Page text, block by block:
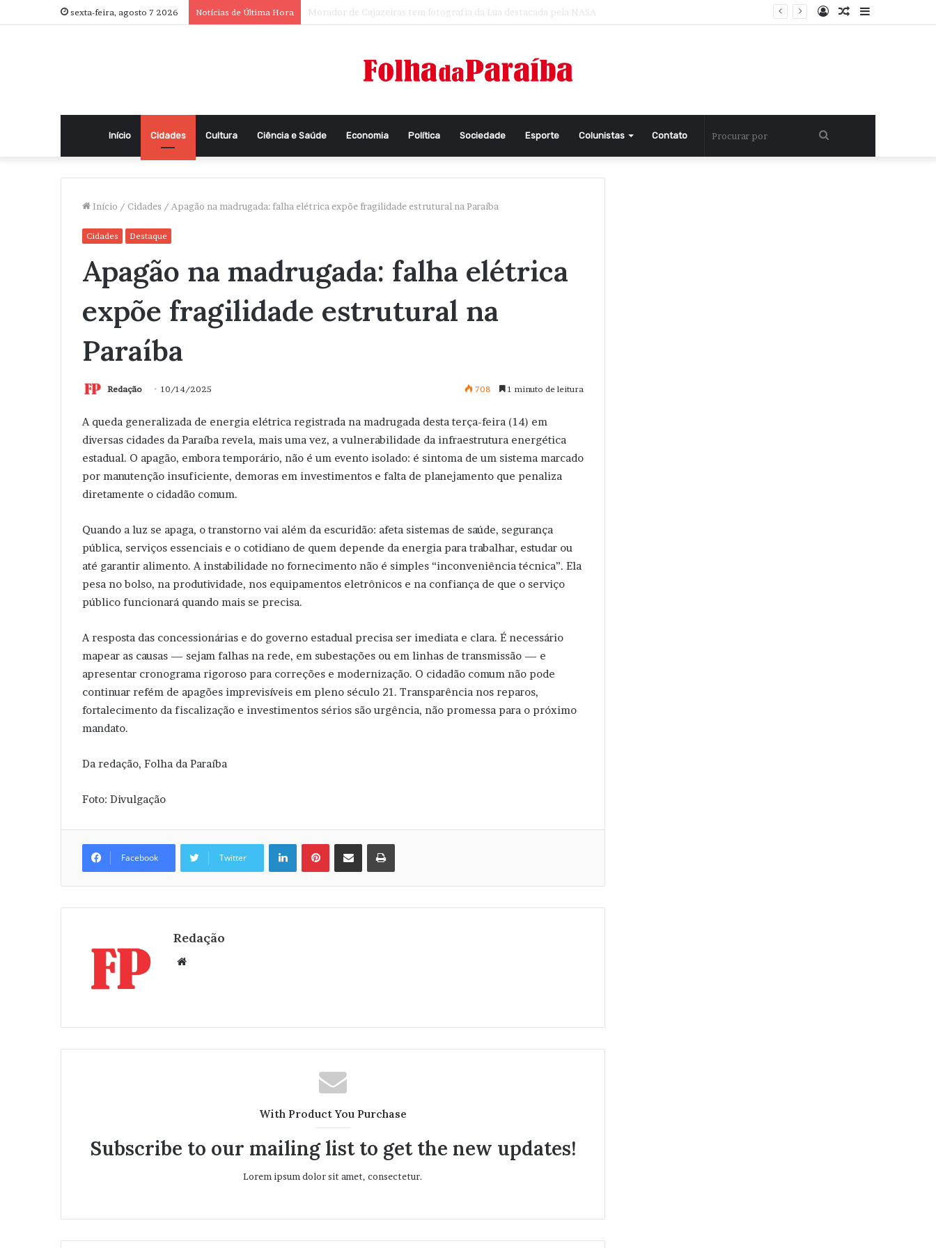
sexta-feira, agosto 7 2026 Notícias de Última Hora Nunca foi tão difícil pensar
Artigo
Entrar
Início Cidades Cultura Ciência e Saúde Economia Política Sociedade Esporte Colunistas Contato Procurar
Início / Cidades / Apagão na madrugada: falha elétrica expõe fragilidade estrutural na Paraíba
Cidades Destaque
Apagão na madrugada: falha elétrica
expõe fragilidade estrutural na
Paraíba
Redação 10/14/2025 708 1 minuto de leitura
A queda generalizada de energia elétrica registrada na madrugada desta terça-feira (14) em
diversas cidades da Paraíba revela, mais uma vez, a vulnerabilidade da infraestrutura energética
estadual. O apagão, embora temporário, não é um evento isolado: é sintoma de um sistema marcado
por manutenção insuficiente, demoras em investimentos e falta de planejamento que penaliza
diretamente o cidadão comum.
Quando a luz se apaga, o transtorno vai além da escuridão: afeta sistemas de saúde, segurança
pública, serviços essenciais e o cotidiano de quem depende da energia para trabalhar, estudar ou
até garantir alimento. A instabilidade no fornecimento não é simples “inconveniência técnica”. Ela
pesa no bolso, na produtividade, nos equipamentos eletrônicos e na confiança de que o serviço
público funcionará quando mais se precisa.
A resposta das concessionárias e do governo estadual precisa ser imediata e clara. É necessário
mapear as causas — sejam falhas na rede, em subestações ou em linhas de transmissão — e
apresentar cronograma rigoroso para correções e modernização. O cidadão comum não pode
continuar refém de apagões imprevisíveis em pleno século 21. Transparência nos reparos,
fortalecimento da fiscalização e investimentos sérios são urgência, não promessa para o próximo
mandato.
Da redação, Folha da Paraíba
Foto: Divulgação
Facebook Twitter
Linkedin
Redação
i
With Product You Purchase
Subscribe to our mailing list to get the new updates!
Lorem ipsum dolor sit amet, consectetur.